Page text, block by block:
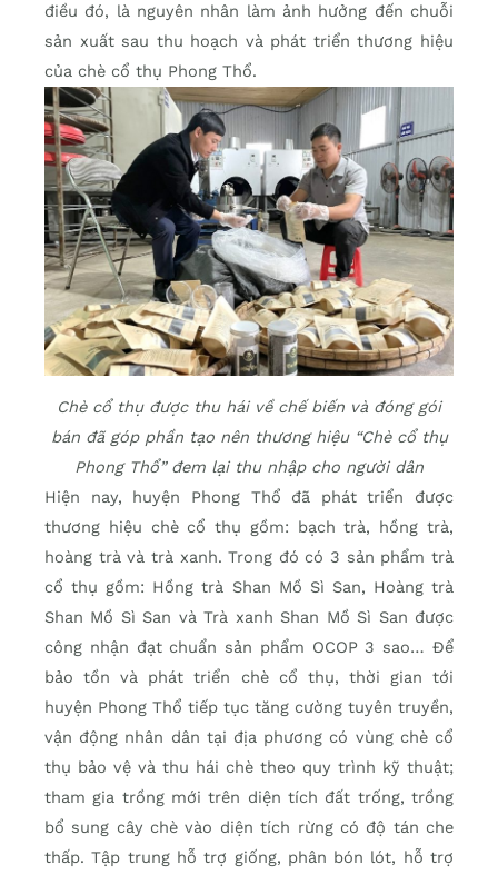
điều đó, là nguyên nhân làm ảnh hưởng đến chuỗi
sản xuất sau thu hoạch và phát triển thương hiệu
của chè cổ thụ Phong Thổ.
Chè cổ thụ được thu hái về chế biến và đóng gói
bán đã góp phần tạo nên thương hiệu “Chè cổ thụ
Phong Thổ” đem lại thu nhập cho người dân
Hiện nay, huyện Phong Thổ đã phát triển được
thương hiệu chè cổ thụ gồm: bạch trà, hồng trà,
hoàng trà và trà xanh. Trong đó có 3 sản phẩm trà
cổ thụ gồm: Hồng trà Shan Mồ Sì San, Hoàng trà
Shan Mồ Sì San và Trà xanh Shan Mồ Sì San được
công nhận đạt chuẩn sản phẩm OCOP 3 sao… Để
bảo tồn và phát triển chè cổ thụ, thời gian tới
huyện Phong Thổ tiếp tục tăng cường tuyên truyền,
vận động nhân dân tại địa phương có vùng chè cổ
thụ bảo vệ và thu hái chè theo quy trình kỹ thuật;
tham gia trồng mới trên diện tích đất trống, trồng
bổ sung cây chè vào diện tích rừng có độ tán che
thấp. Tập trung hỗ trợ giống, phân bón lót, hỗ trợ